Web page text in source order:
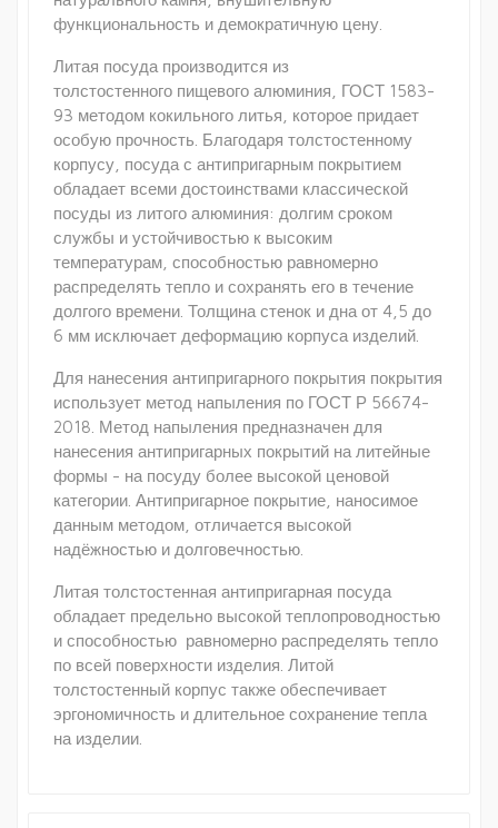
функциональность и демократичную цену.
Литая посуда производится из
толстостенного пищевого алюминия, ГОСТ 1583-
93 методом кокильного литья, которое придает
особую прочность. Благодаря толстостенному
корпусу, посуда с антипригарным покрытием
обладает всеми достоинствами классической
посуды из литого алюминия: долгим сроком
службы и устойчивостью к высоким
температурам, способностью равномерно
распределять тепло и сохранять его в течение
долгого времени. Толщина стенок и дна от 4,5 до
6 мм исключает деформацию корпуса изделий.
Для нанесения антипригарного покрытия покрытия
использует метод напыления по ГОСТ Р 56674-
2018. Метод напыления предназначен для
нанесения антипригарных покрытий на литейные
формы - на посуду более высокой ценовой
категории. Антипригарное покрытие, наносимое
данным методом, отличается высокой
надёжностью и долговечностью.
Литая толстостенная антипригарная посуда
обладает предельно высокой теплопроводностью
и способностью равномерно распределять тепло
по всей поверхности изделия. Литой
толстостенный корпус также обеспечивает
эргономичность и длительное сохранение тепла
на изделии.